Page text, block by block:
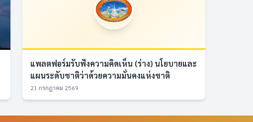
แพลตฟอร์มรับฟังความคิดเห็น (ร่าง) นโยบายและ
แผนระดับชาติว่าด้วยความมั่นคงแห่งชาติ
21 กรกฎาคม 2569